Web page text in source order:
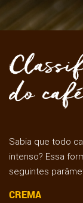
Sabia que todo
intenso? Essa
seguintes
CREMA